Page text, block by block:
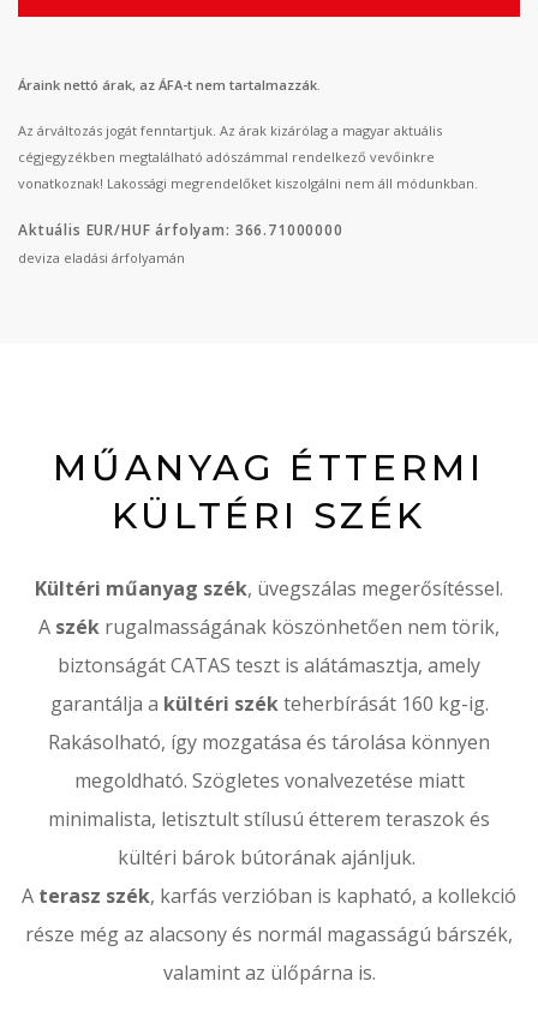
Áraink nettó árak, az ÁFA-t nem tartalmazzák.
Az árváltozás jogát fenntartjuk. Az árak kizárólag a magyar aktuális
cégjegyzékben megtalálható adószámmal rendelkező vevőinkre
vonatkoznak! Lakossági megrendelőket kiszolgálni nem áll módunkban.
Aktuális EUR/HUF árfolyam: 366.71000000
deviza eladási árfolyamán
MŰANYAG ÉTTERMI
KÜLTÉRI SZÉK
Kültéri műanyag szék, üvegszálas megerősítéssel.
A szék rugalmasságának köszönhetően nem törik,
biztonságát CATAS teszt is alátámasztja, amely
garantálja a kültéri székteherbírását 160 kg-ig.
Rakásolható, így mozgatása és tárolása könnyen
megoldható. Szögletes vonalvezetése miatt
minimalista, letisztult stílusú étterem teraszok és
kültéri bárok bútorának ajánljuk.
A terasz szék, karfás verzióban is kapható, a kollekció
része még az alacsony és normál magasságú bárszék,
valamint az ülőpárna is.